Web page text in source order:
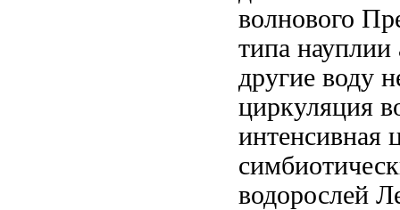
волнового
типа
другие воду
циркуляция
интенсивная
водорослей